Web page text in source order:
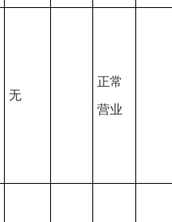
无
正常
营业